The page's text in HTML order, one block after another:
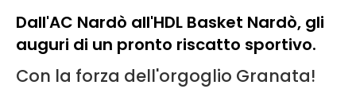
Dall'AC Nardò all'HDL Basket Nardò, gli
auguri di un pronto riscatto sportivo.
Con la forza dell'orgoglio Granata!